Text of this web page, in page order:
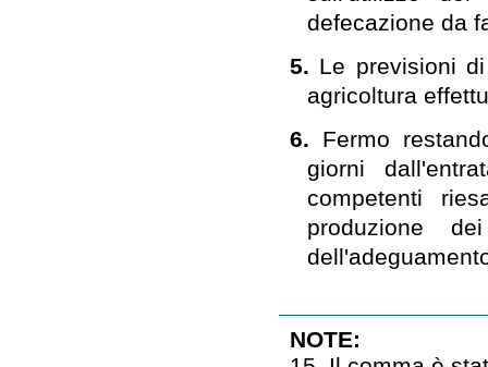
defecazione da
5. Le previsioni
agricoltura
6. Fermo
giorni
competenti
produzione
NOTE: